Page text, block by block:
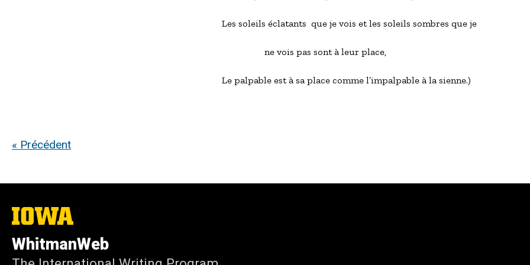
Les soleils éclatants  que je vois et les soleils sombres que je
                  ne vois pas sont à leur place,
Le palpable est à sa place comme l’impalpable à la sienne.)
« Précédent
The
University
Iowa
WhitmanWeb